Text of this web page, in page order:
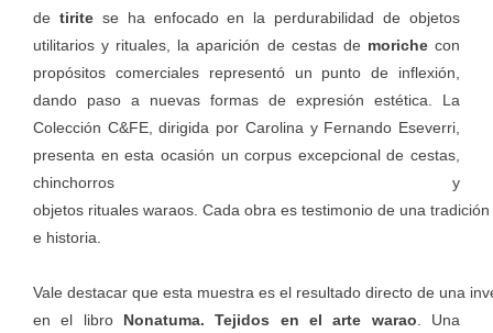
de tirite se ha enfocado en la perdurabilidad de objetos
utilitarios y rituales, la aparición de cestas de morichecon
propósitos comerciales representó un punto de inflexión,
dando paso a nuevas formas de expresión estética. La
Colección C&FE, dirigida por Carolina y Fernando Eseverri,
presenta en esta ocasión un corpus excepcional de cestas,
chinchorros y
objetos rituales waraos. Cada obra es testimonio de una
e historia.
Vale destacar que esta muestra es el resultado directo de una
en el libro Nonatuma. Tejidos en el arte warao . Una